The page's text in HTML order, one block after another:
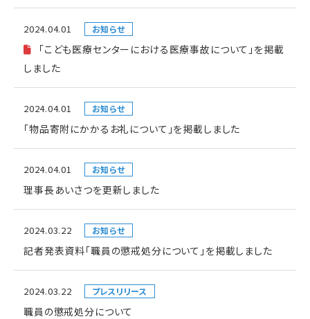
2024.04.01 お知らせ
「こども医療センターにおける医療事故について」を掲載
しました
2024.04.01 お知らせ
「物品寄附にかかるお礼について」を掲載しました
2024.04.01 お知らせ
理事長あいさつを更新しました
2024.03.22 お知らせ
記者発表資料「職員の懲戒処分について」を掲載しました
2024.03.22 プレスリリース
職員の懲戒処分について